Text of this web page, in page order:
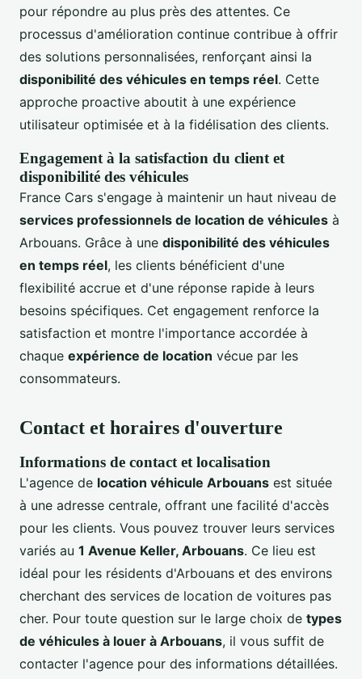
pour répondre au plus près des attentes. Ce
processus d'amélioration continue contribue à offrir
des solutions personnalisées, renforçant ainsi la
disponibilité des véhicules en temps réel. Cette
approche proactive aboutit à une expérience
utilisateur optimisée et à la fidélisation des clients.
Engagement à la satisfaction du client et
disponibilité des véhicules
France Cars s'engage à maintenir un haut niveau de
services professionnels de location de véhicules à
Arbouans. Grâce à une disponibilité des véhicules
en temps réel, les clients bénéficient d'une
flexibilité accrue et d'une réponse rapide à leurs
besoins spécifiques. Cet engagement renforce la
satisfaction et montre l'importance accordée à
chaque expérience de location vécue par les
consommateurs.
Contact et horaires d'ouverture
Informations de contact et localisation
L'agence de location véhicule Arbouans est située
à une adresse centrale, offrant une facilité d'accès
pour les clients. Vous pouvez trouver leurs services
variés au 1 Avenue Keller, Arbouans. Ce lieu est
idéal pour les résidents d'Arbouans et des environs
cherchant des services de location de voitures pas
cher. Pour toute question sur le large choix de types
de véhicules à louer à Arbouans, il vous suffit de
contacter l'agence pour des informations détaillées.